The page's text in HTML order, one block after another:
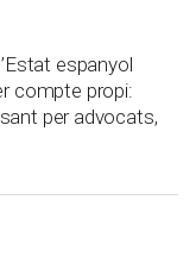
espanyol
compte propi:
per advocats,